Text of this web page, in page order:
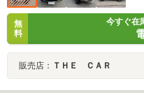
無
料
今すぐ在
販売店： ＴＨＥ ＣＡＲ